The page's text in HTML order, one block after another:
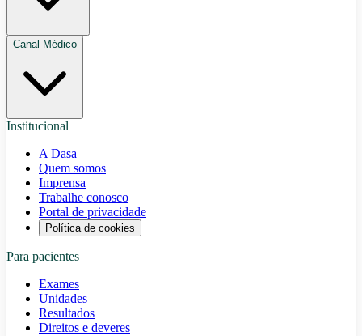
Canal Médico
Institucional
A Dasa
Quem somos
Imprensa
Trabalhe conosco
Portal de privacidade
Política de cookies
Para pacientes
Exames
Unidades
Resultados
Direitos e deveres